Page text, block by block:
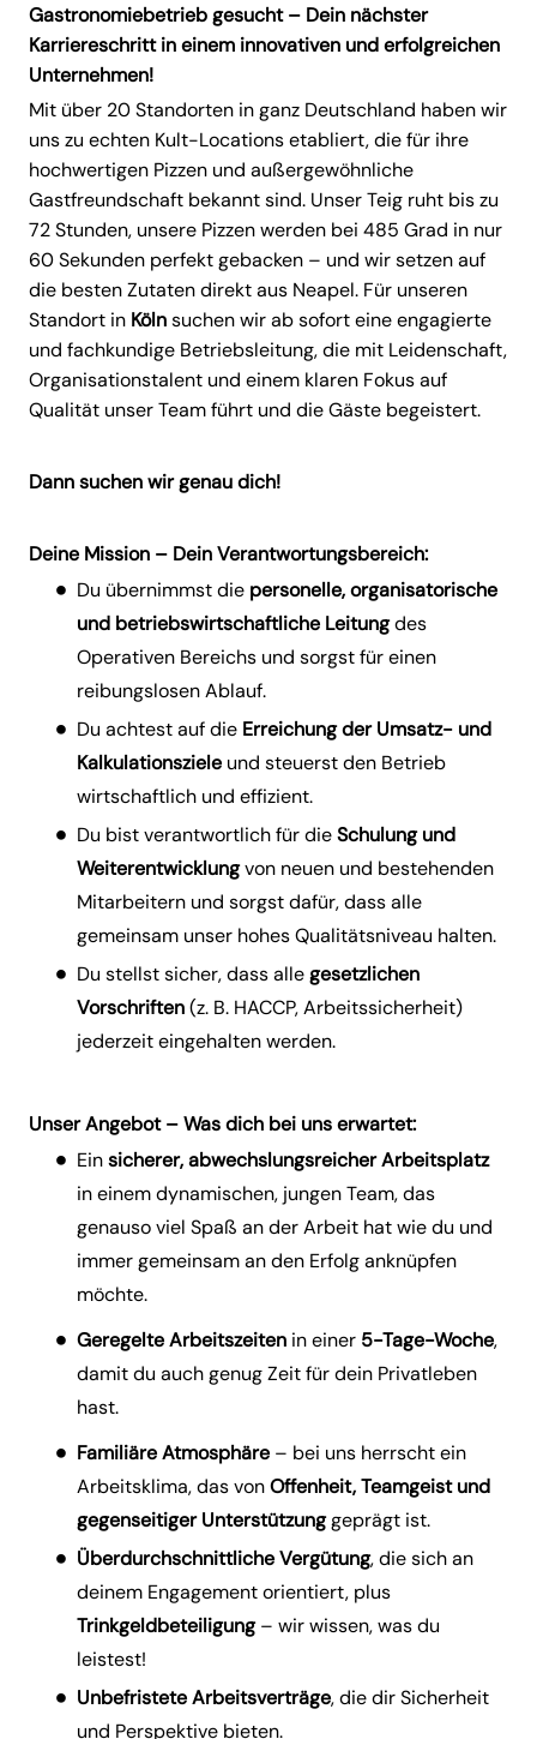
Gastronomiebetrieb gesucht – Dein nächster
Karriereschritt in einem innovativen und erfolgreichen
Unternehmen!
Mit über 20 Standorten in ganz Deutschland haben wir
uns zu echten Kult-Locations etabliert, die für ihre
hochwertigen Pizzen und außergewöhnliche
Gastfreundschaft bekannt sind. Unser Teig ruht bis zu
72 Stunden, unsere Pizzen werden bei 485 Grad in nur
60 Sekunden perfekt gebacken – und wir setzen auf
die besten Zutaten direkt aus Neapel. Für unseren
Standort in Kölnsuchen wir ab sofort eine engagierte
und fachkundige Betriebsleitung, die mit Leidenschaft,
Organisationstalent und einem klaren Fokus auf
Qualität unser Team führt und die Gäste begeistert.
Dann suchen wir genau dich!
Deine Mission – Dein Verantwortungsbereich:
Du übernimmst die personelle, organisatorische
und betriebswirtschaftliche Leitungdes
Operativen Bereichs und sorgst für einen
reibungslosen Ablauf.
Du achtest auf die Erreichung der Umsatz- und
Kalkulationsziele und steuerst den Betrieb
wirtschaftlich und effizient.
Du bist verantwortlich für dieSchulung und
Weiterentwicklungvon neuen und bestehenden
Mitarbeitern und sorgst dafür, dass alle
gemeinsam unser hohes Qualitätsniveau halten.
Du stellst sicher, dass allegesetzlichen
Vorschriften(z. B. HACCP, Arbeitssicherheit)
jederzeit eingehalten werden.
Unser Angebot – Was dich bei uns erwartet:
Einsicherer, abwechslungsreicher Arbeitsplatz
in einem dynamischen, jungen Team, das
genauso viel Spaß an der Arbeit hat wie du und
immer gemeinsam an den Erfolg anknüpfen
möchte.
Geregelte Arbeitszeiten in einer 5-Tage-Woche,
damit du auch genug Zeit für dein Privatleben
hast.
Familiäre Atmosphäre – bei uns herrscht ein
Arbeitsklima, das vonOffenheit, Teamgeist und
gegenseitiger Unterstützunggeprägt ist.
Überdurchschnittliche Vergütung, die sich an
deinem Engagement orientiert, plus
Trinkgeldbeteiligung– wir wissen, was du
leistest!
Unbefristete Arbeitsverträge, die dir Sicherheit
und Perspektive bieten.